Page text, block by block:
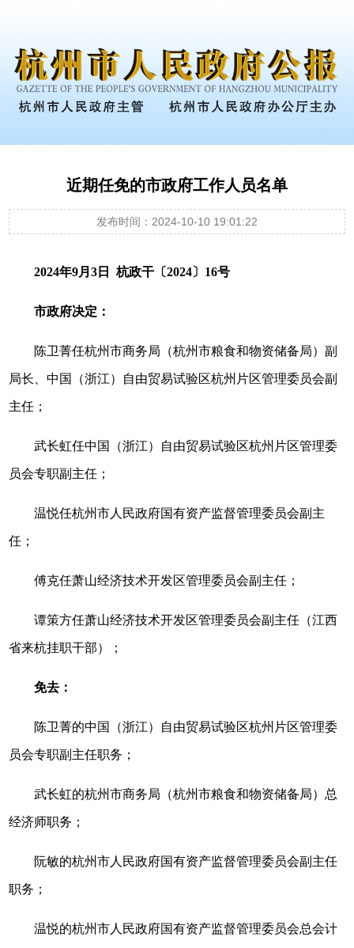
近期任免的市政府工作人员名单
发布时间：2024-10-10 19:01:22
2024年9月3日 杭政干〔2024〕16号
市政府决定：
陈卫菁任杭州市商务局（杭州市粮食和物资储备局）副
局长、中国（浙江）自由贸易试验区杭州片区管理委员会副
主任；
武长虹任中国（浙江）自由贸易试验区杭州片区管理委
员会专职副主任；
温悦任杭州市人民政府国有资产监督管理委员会副主
任；
傅克任萧山经济技术开发区管理委员会副主任；
谭策方任萧山经济技术开发区管理委员会副主任（江西
省来杭挂职干部）；
免去：
陈卫菁的中国（浙江）自由贸易试验区杭州片区管理委
员会专职副主任职务；
武长虹的杭州市商务局（杭州市粮食和物资储备局）总
经济师职务；
阮敏的杭州市人民政府国有资产监督管理委员会副主任
职务；
温悦的杭州市人民政府国有资产监督管理委员会总会计